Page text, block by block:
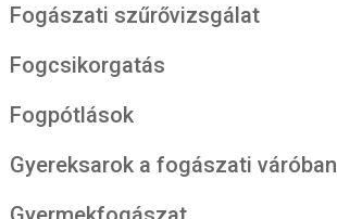
Fogászati szűrővizsgálat
Fogcsikorgatás
Fogpótlások
Gyereksarok a fogászati váróban